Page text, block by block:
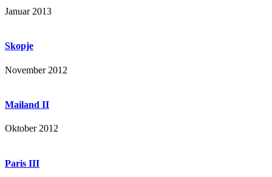
Januar 2013
Skopje
November 2012
Mailand II
Oktober 2012
Paris III